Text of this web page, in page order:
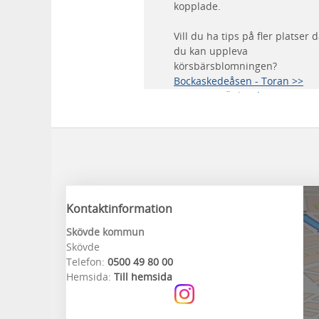
kopplade.
Vill du ha tips på fler platser
du kan uppleva
körsbärsblomningen?
Bockaskedeåsen - Toran >>
Eahagen - Öglunda ängar >>
Bolums Lider och Vässtorp >>
Kontaktinformation
Skövde kommun
Skövde
Telefon: 0500 49 80 00
Hemsida: Till hemsida